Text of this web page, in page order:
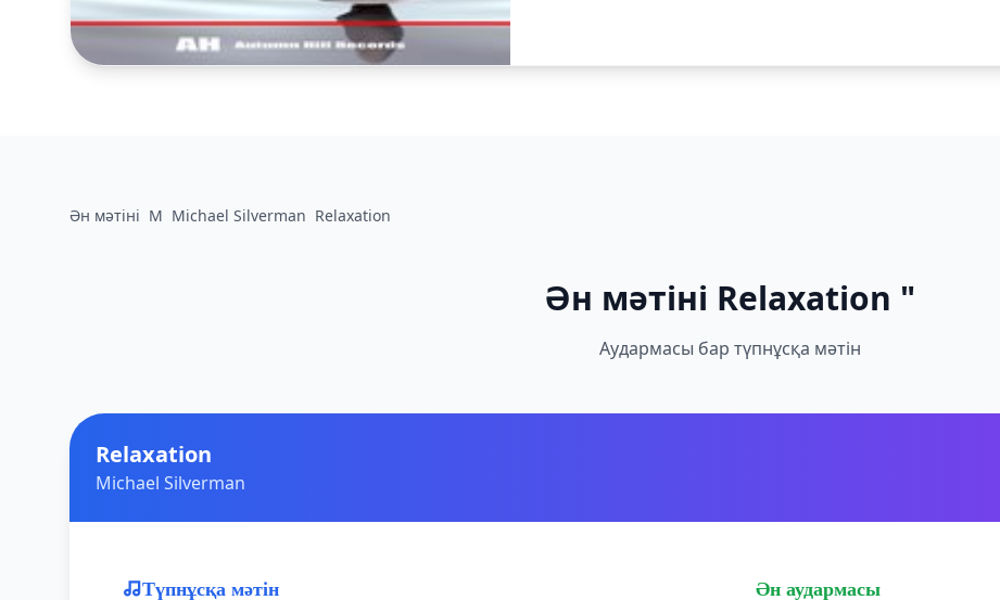
Ән мәтіні M Michael Silverman Relaxation
Ән мәтіні Relaxation "
Аудармасы бар түпнұсқа мәтін
Relaxation
Michael Silverman
Түпнұсқа мәтін Ән аудармасы